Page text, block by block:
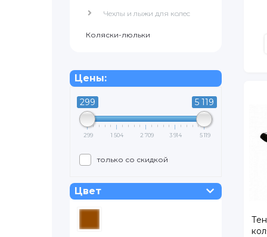
Чехлы и лыжи для колес
Коляски-люльки
Цены:
299 5 119
299 1 504 2 709 3 914 5 119
только со скидкой
Цвет